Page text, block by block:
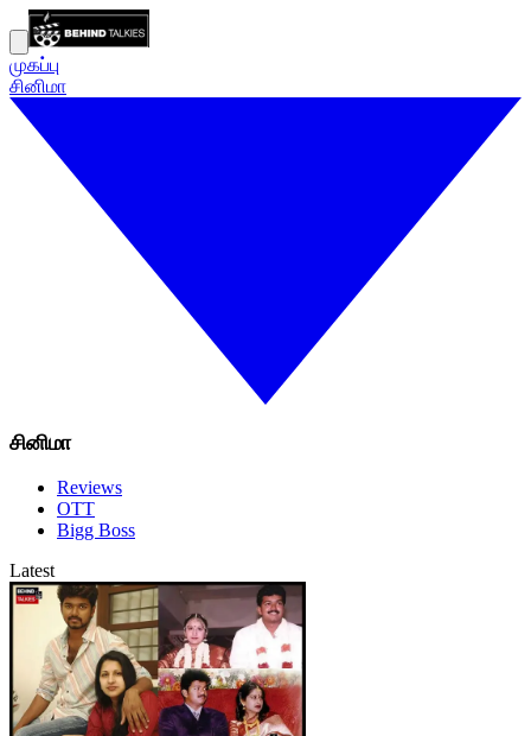
முகப்பு
சினிமா
சினிமா
Reviews
OTT
Bigg Boss
Latest